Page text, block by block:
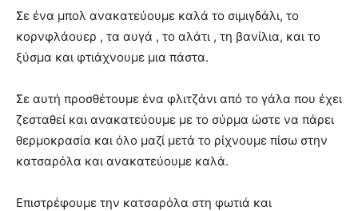
Σε ένα μπολ ανακατεύουμε καλά το σιμιγδάλι, το
κορνφλάουερ , τα αυγά , το αλάτι , τη βανίλια, και το
ξύσμα και φτιάχνουμε μια πάστα.
Σε αυτή προσθέτουμε ένα φλιτζάνι από το γάλα που έχει
ζεσταθεί και ανακατεύουμε με το σύρμα ώστε να πάρει
θερμοκρασία και όλο μαζί μετά το ρίχνουμε πίσω στην
κατσαρόλα και ανακατεύουμε καλά.
Επιστρέφουμε την κατσαρόλα στη φωτιά και